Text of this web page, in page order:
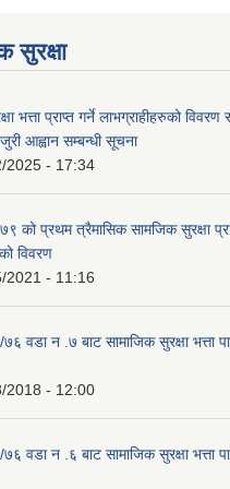
सुरक्षा
भत्ता प्राप्त गर्ने लाभग्राहीहरुको
आह्वान सम्बन्धी सूचना
2025 - 17:34
को प्रथम त्रैमासिक सामजिक सुरक्षा
विवरण
2021 - 11:16
वडा न .७ बाट सामाजिक सुरक्षा भत्ता
2018 - 12:00
वडा न .६ बाट सामाजिक सुरक्षा भत्ता